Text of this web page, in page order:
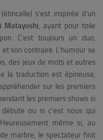
(étincelle) s’est inspirée d’un
Matayoshi, ayant pour toile
C’est toujours un duo,
son contraire. L’humour se
des jeux de mots et autres
la traduction est épineuse,
sur les premiers
les premiers shows si
ou si c’est nous qui
même si, au
marbre, le spectateur finit